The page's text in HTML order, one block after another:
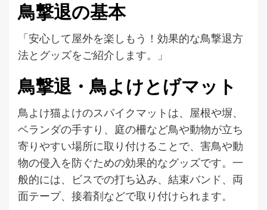
鳥撃退の基本
「安心して屋外を楽しもう！効果的な鳥撃退方
法とグッズをご紹介します。」
鳥撃退・鳥よけとげマット
鳥よけ猫よけのスパイクマットは、屋根や塀、
ベランダの手すり、庭の柵など鳥や動物が立ち
寄りやすい場所に取り付けることで、害鳥や動
物の侵入を防ぐための効果的なグッズです。一
般的には、ビスでの打ち込み、結束バンド、両
面テープ、接着剤などで取り付けられます。